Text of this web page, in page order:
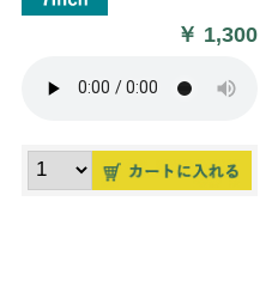
￥ 1,300